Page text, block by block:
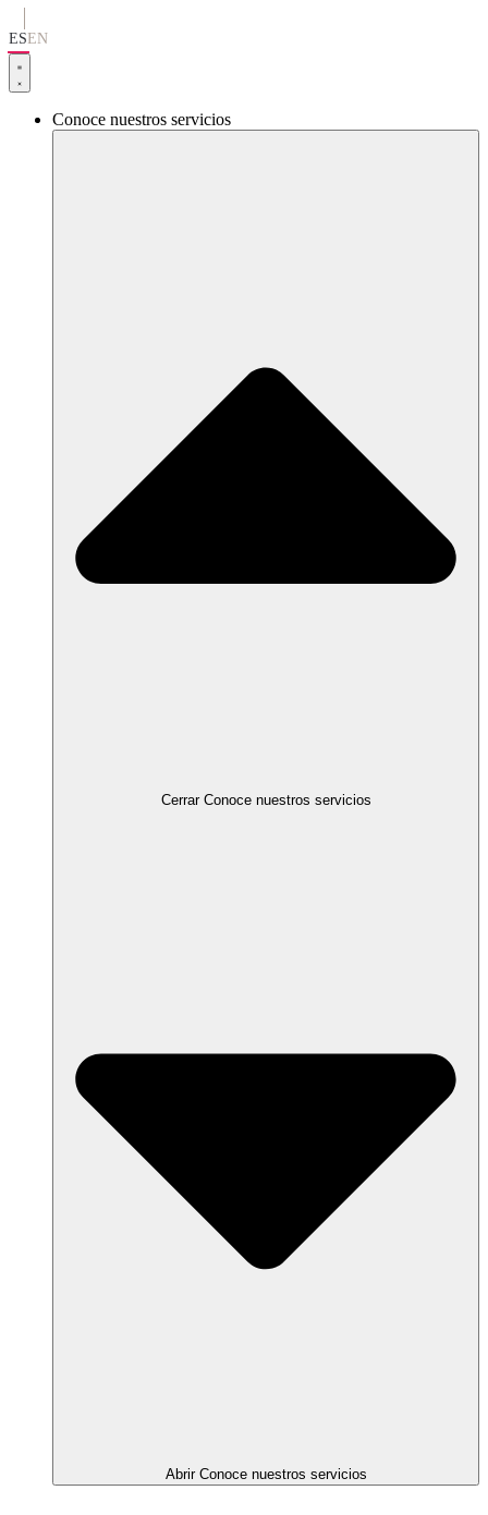
al
contenido
ESEN
Conoce nuestros servicios
Cerrar Conoce nuestros servicios
Abrir Conoce nuestros servicios